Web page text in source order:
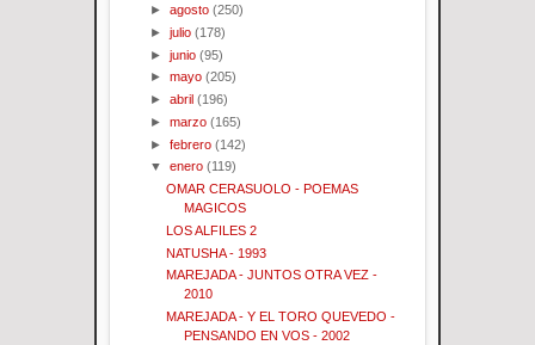
►agosto (250)
►julio (178)
►junio (95)
►mayo (205)
►abril (196)
►marzo (165)
►febrero (142)
▼enero (119)
OMAR CERASUOLO - POEMAS
MAGICOS
LOS ALFILES 2
NATUSHA - 1993
MAREJADA - JUNTOS OTRA VEZ -
2010
MAREJADA - Y EL TORO QUEVEDO -
PENSANDO EN VOS - 2002